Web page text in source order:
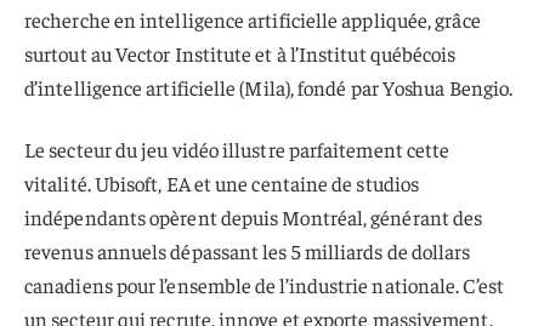
recherche en intelligence artificielle appliquée, grâce
surtout au Vector Institute et à l’Institut québécois
d’intelligence artificielle (Mila), fondé par Yoshua Bengio.
Le secteur du jeu vidéo illustre parfaitement cette
vitalité. Ubisoft, EA et une centaine de studios
indépendants opèrent depuis Montréal, générant des
revenus annuels dépassant les 5 milliards de dollars
canadiens pour l’ensemble de l’industrie nationale. C’est
un secteur qui recrute, innove et exporte massivement.